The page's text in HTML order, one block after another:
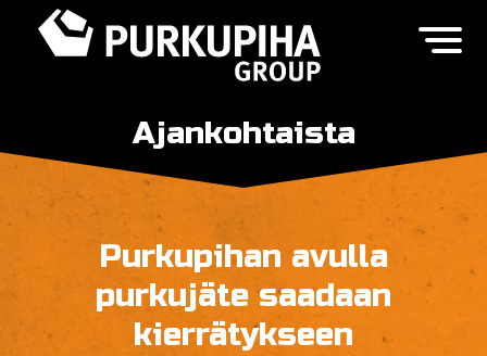
Ajankohtaista
Purkupihan avulla
purkujäte saadaan
kierrätykseen